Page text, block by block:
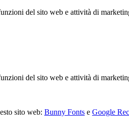
del sito web e attività di
del sito web e attività di
sito web: Bunny Fonts e Google